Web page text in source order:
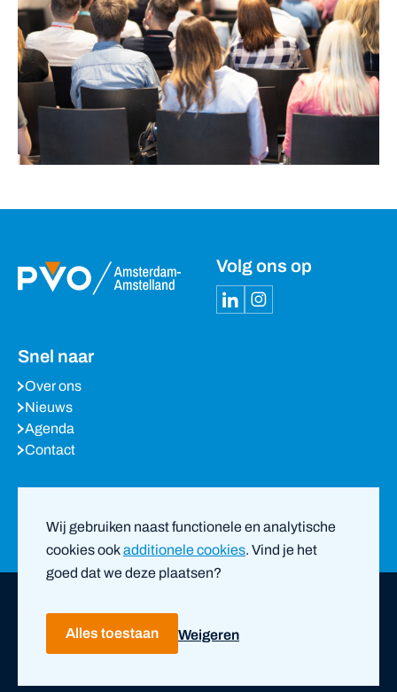
Wij gebruiken naast functionele en analytische
cookies ookadditionele cookies. Vind je het
goed dat we deze plaatsen?
Alles toestaan Weigeren
Volg ons op
Snel naar
Over ons
Nieuws
Agenda
Contact